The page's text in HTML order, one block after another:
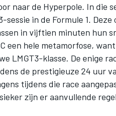
DTM
naar de Hyperpole. In die
sessie in de Formule 1.
in vijftien minuten hun
een hele metamorfose,
LMGT3-klasse. De enige
de prestigieuze 24 uur
tijdens die race
zijn er aanvullende